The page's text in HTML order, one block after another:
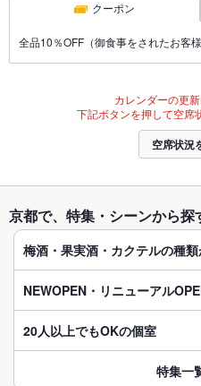
クーポン
全品10％OFF（御食事をされたお客様
カレンダーの更新
下記ボタンを押して空席
空席状況
京都で、特集・シーンから探
梅酒・果実酒・カクテルの種
NEWOPEN・リニューアル
20人以上でもOKの個室
特集一